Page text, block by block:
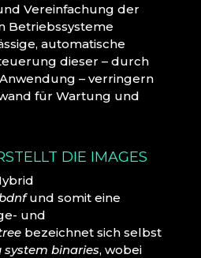
Vereinfachung der
Betriebssysteme
automatische
dieser – durch
– verringern
für Wartung und
DIE IMAGES
und somit eine
und
bezeichnet sich selbst
binaries, wobei